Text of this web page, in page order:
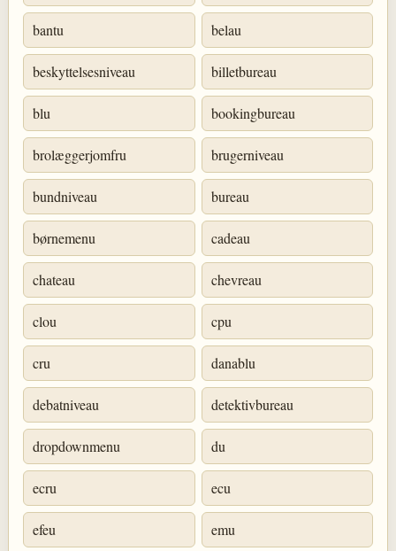
bantu belau
beskyttelsesniveau billetbureau
blu bookingbureau
brolæggerjomfru brugerniveau
bundniveau bureau
børnemenu cadeau
chateau chevreau
clou cpu
cru danablu
debatniveau detektivbureau
dropdownmenu du
ecru ecu
efeu emu